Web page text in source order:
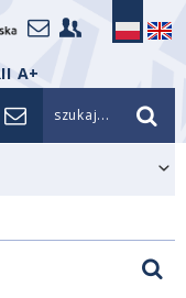
A+
szukaj...